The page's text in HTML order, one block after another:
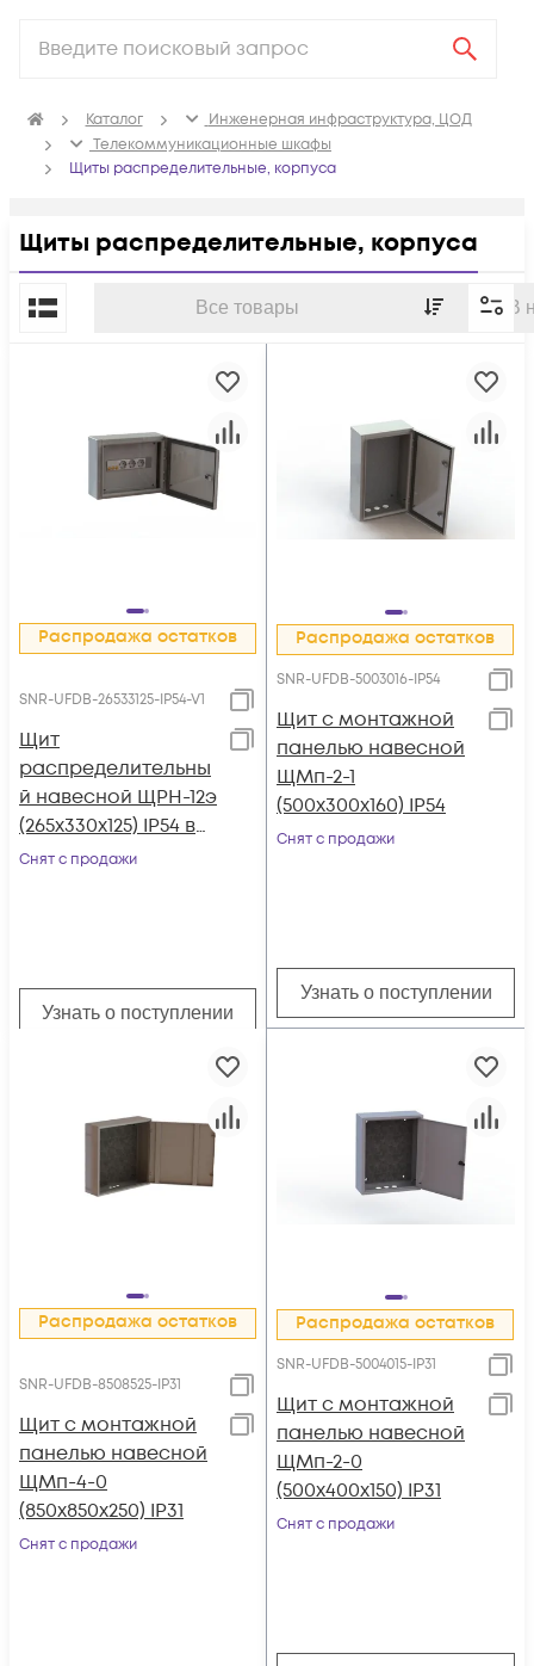
Каталог
Инженерная инфраструктура, ЦОД
Телекоммуникационные шкафы
Щиты распределительные, корпуса
Щиты распределительные, корпуса
Все товары В
По популярности
Распродажа остатков
SNR-UFDB-26533125-IP54-V1
Щит
распределительны
й навесной ЩРН-12э
(265х330х125) IP54 в
сборе
Снят с продажи
Узнать о поступлении
Распродажа остатков
SNR-UFDB-5003016-IP54
Щит с монтажной
панелью навесной
ЩМп-2-1
(500х300х160) IP54
Снят с продажи
Узнать о поступлении
Распродажа остатков
SNR-UFDB-8508525-IP31
Щит с монтажной
панелью навесной
ЩМп-4-0
(850х850х250) IP31
Снят с продажи
Распродажа остатков
SNR-UFDB-5004015-IP31
Щит с монтажной
панелью навесной
ЩМп-2-0
(500х400х150) IP31
Снят с продажи